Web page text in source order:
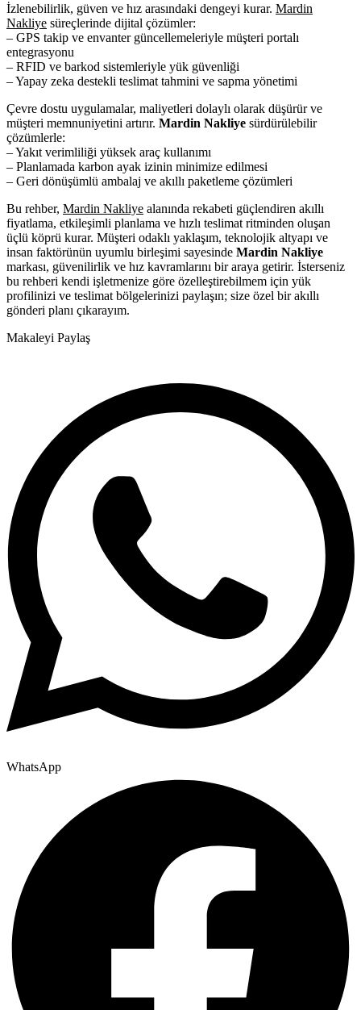
İzlenebilirlik, güven ve hız arasındaki dengeyi kurar. Mardin
Nakliye süreçlerinde dijital çözümler:
– GPS takip ve envanter güncellemeleriyle müşteri portalı
entegrasyonu
– RFID ve barkod sistemleriyle yük güvenliği
– Yapay zeka destekli teslimat tahmini ve sapma yönetimi
Çevre dostu uygulamalar, maliyetleri dolaylı olarak düşürür ve
müşteri memnuniyetini artırır. Mardin Nakliye sürdürülebilir
çözümlerle:
– Yakıt verimliliği yüksek araç kullanımı
– Planlamada karbon ayak izinin minimize edilmesi
– Geri dönüşümlü ambalaj ve akıllı paketleme çözümleri
Bu rehber, Mardin Nakliye alanında rekabeti güçlendiren akıllı
fiyatlama, etkileşimli planlama ve hızlı teslimat ritminden oluşan
üçlü köprü kurar. Müşteri odaklı yaklaşım, teknolojik altyapı ve
insan faktörünün uyumlu birleşimi sayesinde Mardin Nakliye
markası, güvenilirlik ve hız kavramlarını bir araya getirir. İsterseniz
bu rehberi kendi işletmenize göre özelleştirebilmem için yük
profilinizi ve teslimat bölgelerinizi paylaşın; size özel bir akıllı
gönderi planı çıkarayım.
Makaleyi Paylaş
WhatsApp